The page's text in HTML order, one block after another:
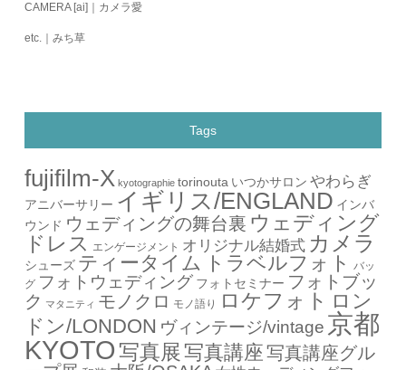
CAMERA [ai]｜カメラ愛
etc.｜みち草
Tags
fujifilm-X kyotographie torinouta いつかサロン やわらぎ
アニバーサリー イギリス/ENGLAND インバ
ウンド ウェディングの舞台裏 ウェディング
ドレス エンゲージメント オリジナル結婚式 カメラ
シューズ ティータイム トラベルフォト
バッ
グ フォトウェディング フォトセミナー フォトブッ
ク マタニティ モノクロ モノ語り ロケフォト ロン
ドン/LONDON ヴィンテージ/vintage 京都
KYOTO 写真展 写真講座写真講座グル